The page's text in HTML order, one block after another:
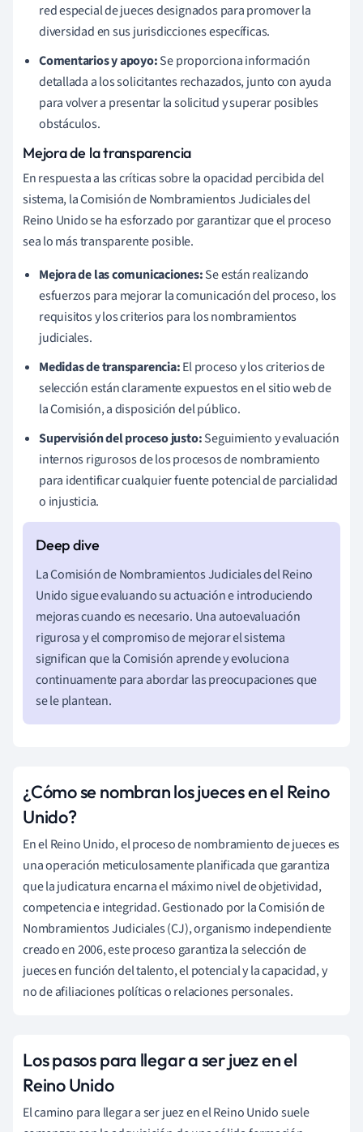
red especial de jueces designados para promover la
diversidad en sus jurisdicciones específicas.
Comentarios y apoyo:Se proporciona información
detallada a los solicitantes rechazados, junto con ayuda
para volver a presentar la solicitud y superar posibles
obstáculos.
Mejora de la transparencia
En respuesta a las críticas sobre la opacidad percibida del
sistema, la Comisión de Nombramientos Judiciales del
Reino Unido se ha esforzado por garantizar que el proceso
sea lo más transparente posible.
Mejora de las comunicaciones:Se están realizando
esfuerzos para mejorar la comunicación del proceso, los
requisitos y los criterios para los nombramientos
judiciales.
Medidas de transparencia:El proceso y los criterios de
selección están claramente expuestos en el sitio web de
la Comisión, a disposición del público.
Supervisión del proceso justo:Seguimiento y evaluación
internos rigurosos de los procesos de nombramiento
para identificar cualquier fuente potencial de parcialidad
o injusticia.
La Comisión de Nombramientos Judiciales del Reino
Unido sigue evaluando su actuación e introduciendo
mejoras cuando es necesario. Una autoevaluación
rigurosa y el compromiso de mejorar el sistema
significan que la Comisión aprende y evoluciona
continuamente para abordar las preocupaciones que
se le plantean.
¿Cómo se nombran los jueces en el Reino
Unido?
En el Reino Unido, el proceso de nombramiento de jueces es
una operación meticulosamente planificada que garantiza
que la judicatura encarna el máximo nivel de objetividad,
competencia e integridad. Gestionado por la Comisión de
Nombramientos Judiciales (CJ), organismo independiente
creado en 2006, este proceso garantiza la selección de
jueces en función del talento, el potencial y la capacidad, y
no de afiliaciones políticas o relaciones personales.
Los pasos para llegar a ser juez en el
Reino Unido
El camino para llegar a ser juez en el Reino Unido suele